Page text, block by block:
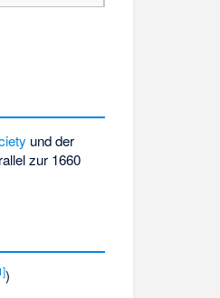
und der
zur 1660
])